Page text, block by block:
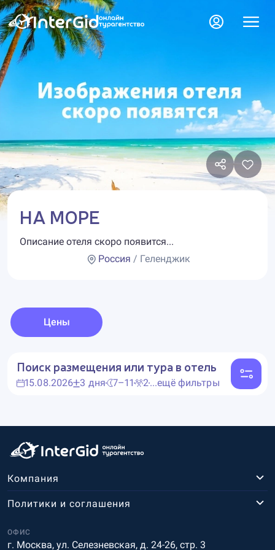
НА МОРЕ
Описание отеля скоро появится...
Россия / Геленджик
Цены
Поиск размещения или тура в отель
15.08.2026 3 дня 7–11 2...ещё фильтры
Компания
ОФИС
г. Москва, ул. Селезневская, д. 24-26, стр. 3
Политики и соглашения